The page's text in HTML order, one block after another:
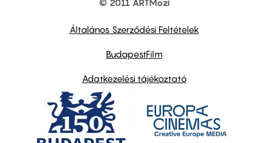
© 2011 ARTMozi
Általános Szerződési Feltételek
BudapestFilm
Adatkezelési tájékoztató